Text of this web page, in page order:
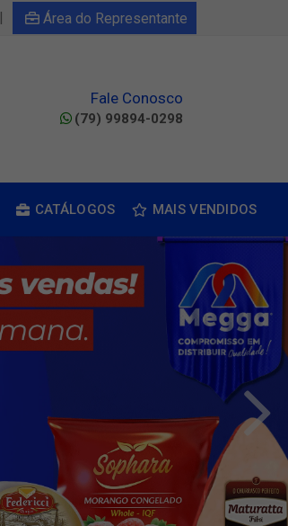
| Área do Representante
Fale Conosco
(79) 99894-0298
CATÁLOGOS MAIS VENDIDOS